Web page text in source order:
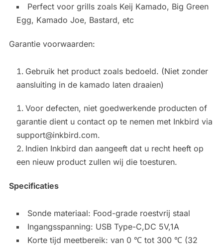
Perfect voor grills zoals Keij Kamado, Big Green
Egg, Kamado Joe, Bastard, etc
Garantie voorwaarden:
Gebruik het product zoals bedoeld. (Niet zonder
aansluiting in de kamado laten draaien)
Voor defecten, niet goedwerkende producten of
garantie dient u contact op te nemen met Inkbird via
support@inkbird.com.
Indien Inkbird dan aangeeft dat u recht heeft op
een nieuw product zullen wij die toesturen.
Specificaties
Sonde materiaal: Food-grade roestvrij staal
Ingangsspanning: USB Type-C,DC 5V,1A
Korte tijd meetbereik: van 0 ℃ tot 300 ℃ (32